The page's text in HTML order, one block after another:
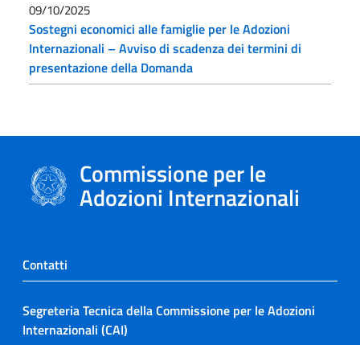
09/10/2025
Sostegni economici alle famiglie per le Adozioni
Internazionali – Avviso di scadenza dei termini di
presentazione della Domanda
Commissione per le
Adozioni Internazionali
Contatti
Segreteria Tecnica della Commissione per le Adozioni
Internazionali (CAI)